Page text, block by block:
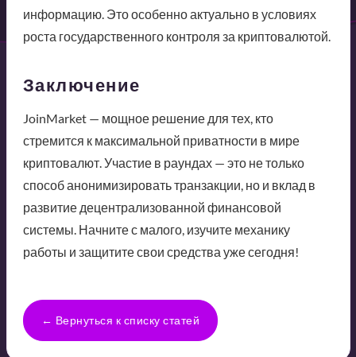
информацию. Это особенно актуально в условиях
роста государственного контроля за криптовалютой.
Заключение
JoinMarket — мощное решение для тех, кто
стремится к максимальной приватности в мире
криптовалют. Участие в раундах — это не только
способ анонимизировать транзакции, но и вклад в
развитие децентрализованной финансовой
системы. Начните с малого, изучите механику
работы и защитите свои средства уже сегодня!
← Вернуться к списку статей